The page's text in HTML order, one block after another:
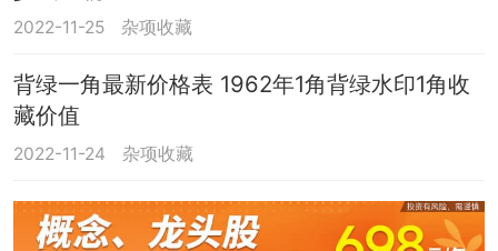
2022-11-25 杂项收藏
背绿一角最新价格表 1962年1角背绿水印1角收
藏价值
2022-11-24 杂项收藏